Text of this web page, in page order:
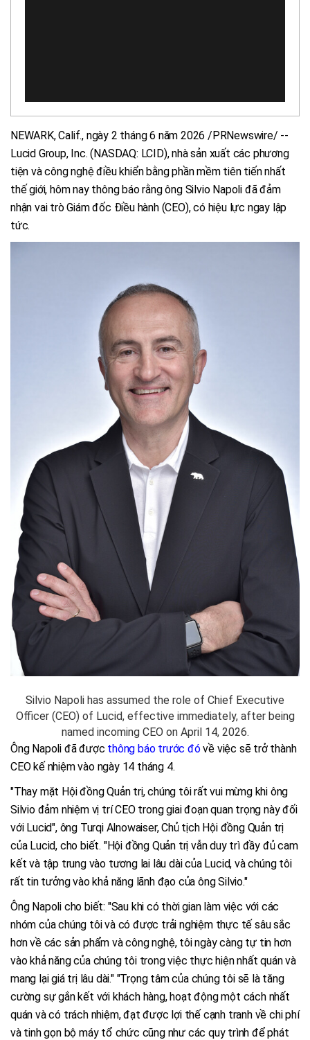
NEWARK, Calif., ngày 2 tháng 6 năm 2026 /PRNewswire/ --
Lucid Group, Inc. (NASDAQ: LCID), nhà sản xuất các phương
tiện và công nghệ điều khiển bằng phần mềm tiên tiến nhất
thế giới, hôm nay thông báo rằng ông Silvio Napoli đã đảm
nhận vai trò Giám đốc Điều hành (CEO), có hiệu lực ngay lập
tức.
Silvio Napoli has assumed the role of Chief Executive
Officer (CEO) of Lucid, effective immediately, after being
named incoming CEO on April 14, 2026.
Ông Napoli đã được thông báo trước đóvề việc sẽ trở thành
CEO kế nhiệm vào ngày 14 tháng 4.
"Thay mặt Hội đồng Quản trị, chúng tôi rất vui mừng khi ông
Silvio đảm nhiệm vị trí CEO trong giai đoạn quan trọng này đối
với Lucid", ông Turqi Alnowaiser, Chủ tịch Hội đồng Quản trị
của Lucid, cho biết. "Hội đồng Quản trị vẫn duy trì đầy đủ cam
kết và tập trung vào tương lai lâu dài của Lucid, và chúng tôi
rất tin tưởng vào khả năng lãnh đạo của ông Silvio."
Ông Napoli cho biết: "Sau khi có thời gian làm việc với các
nhóm của chúng tôi và có được trải nghiệm thực tế sâu sắc
hơn về các sản phẩm và công nghệ, tôi ngày càng tự tin hơn
vào khả năng của chúng tôi trong việc thực hiện nhất quán và
mang lại giá trị lâu dài." "Trọng tâm của chúng tôi sẽ là tăng
cường sự gắn kết với khách hàng, hoạt động một cách nhất
quán và có trách nhiệm, đạt được lợi thế cạnh tranh về chi phí
và tinh gọn bộ máy tổ chức cũng như các quy trình để phát